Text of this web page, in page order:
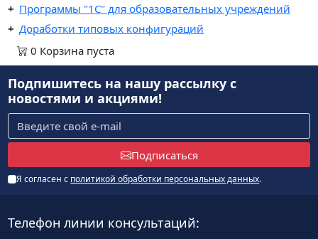
Программы "1С" для образовательных учреждений
Доработки типовых конфигураций
0 Корзина пуста
Подпишитесь на нашу рассылкус
новостями и акциями!
Подписаться
Я согласен с политикой обработки персональных данных.
Телефон линии консультаций: